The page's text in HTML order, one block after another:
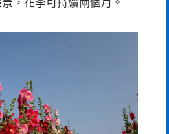
，花季可持續兩個月。